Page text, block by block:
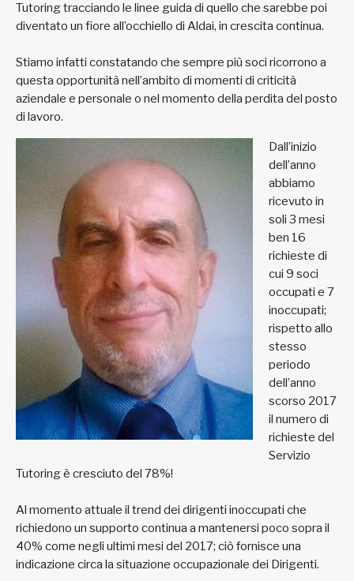
Tutoring tracciando le linee guida di quello che sarebbe poi
diventato un fiore all’occhiello di Aldai, in crescita continua.
Stiamo infatti constatando che sempre più soci ricorrono a
questa opportunità nell’ambito di momenti di criticità
aziendale e personale o nel momento della perdita del posto
di lavoro.
Dall’inizio
dell’anno
abbiamo
ricevuto in
soli 3 mesi
ben 16
richieste di
cui 9 soci
occupati e 7
inoccupati;
rispetto allo
stesso
periodo
dell’anno
scorso 2017
il numero di
richieste del
Servizio
Tutoring è cresciuto del 78%!
Al momento attuale il trend dei dirigenti inoccupati che
richiedono un supporto continua a mantenersi poco sopra il
40% come negli ultimi mesi del 2017; ciò fornisce una
indicazione circa la situazione occupazionale dei Dirigenti.